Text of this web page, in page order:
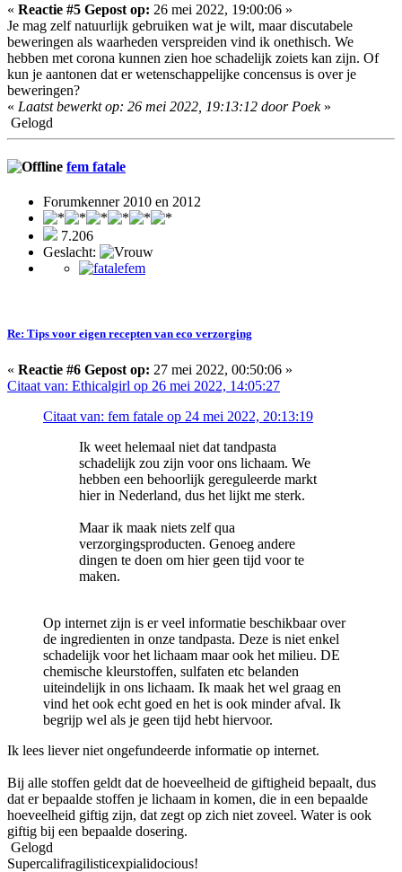
« Reactie #5 Gepost op: 26 mei 2022, 19:00:06 »
Je mag zelf natuurlijk gebruiken wat je wilt, maar discutabele
beweringen als waarheden verspreiden vind ik onethisch. We
hebben met corona kunnen zien hoe schadelijk zoiets kan zijn. Of
kun je aantonen dat er wetenschappelijke concensus is over je
beweringen?
« Laatst bewerkt op: 26 mei 2022, 19:13:12 door Poek»
Gelogd
fem fatale
Forumkenner 2010 en 2012
7.206
Geslacht:
Re: Tips voor eigen recepten van eco verzorging
« Reactie #6 Gepost op: 27 mei 2022, 00:50:06 »
Citaat van: Ethicalgirl op 26 mei 2022, 14:05:27
Citaat van: fem fatale op 24 mei 2022, 20:13:19
Ik weet helemaal niet dat tandpasta
schadelijk zou zijn voor ons lichaam. We
hebben een behoorlijk gereguleerde markt
hier in Nederland, dus het lijkt me sterk.
Maar ik maak niets zelf qua
verzorgingsproducten. Genoeg andere
dingen te doen om hier geen tijd voor te
maken.
Op internet zijn is er veel informatie beschikbaar over
de ingredienten in onze tandpasta. Deze is niet enkel
schadelijk voor het lichaam maar ook het milieu. DE
chemische kleurstoffen, sulfaten etc belanden
uiteindelijk in ons lichaam. Ik maak het wel graag en
vind het ook echt goed en het is ook minder afval. Ik
begrijp wel als je geen tijd hebt hiervoor.
Ik lees liever niet ongefundeerde informatie op internet.
Bij alle stoffen geldt dat de hoeveelheid de giftigheid bepaalt, dus
dat er bepaalde stoffen je lichaam in komen, die in een bepaalde
hoeveelheid giftig zijn, dat zegt op zich niet zoveel. Water is ook
giftig bij een bepaalde dosering.
Gelogd
Supercalifragilisticexpialidocious!